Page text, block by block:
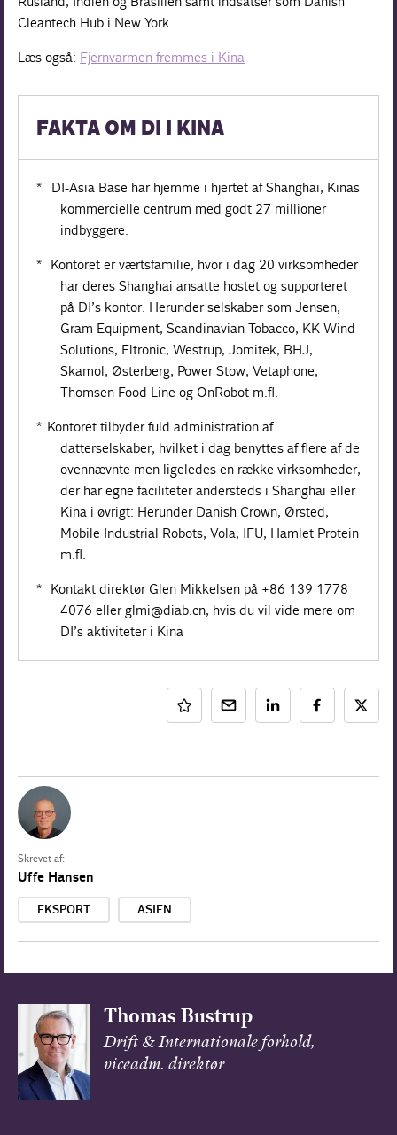
Cleantech Hub i New York.
Læs også: Fjernvarmen fremmes i Kina
FAKTA OM DI I KINA
* DI-Asia Base har hjemme i hjertet af Shanghai, Kinas
kommercielle centrum med godt 27 millioner
indbyggere.
* Kontoret er værtsfamilie, hvor i dag 20 virksomheder
har deres Shanghai ansatte hostet og supporteret
på DI’s kontor. Herunder selskaber som Jensen,
Gram Equipment, Scandinavian Tobacco, KK Wind
Solutions, Eltronic, Westrup, Jomitek, BHJ,
Skamol, Østerberg, Power Stow, Vetaphone,
Thomsen Food Line og OnRobot m.fl.
* Kontoret tilbyder fuld administration af
datterselskaber, hvilket i dag benyttes af flere af de
ovennævnte men ligeledes en række virksomheder,
der har egne faciliteter andersteds i Shanghai eller
Kina i øvrigt: Herunder Danish Crown, Ørsted,
Mobile Industrial Robots, Vola, IFU, Hamlet Protein
m.fl.
* Kontakt direktør Glen Mikkelsen på +86 139 1778
4076 eller glmi@diab.cn, hvis du vil vide mere om
DI’s aktiviteter i Kina
Skrevet af:
Uffe Hansen
EKSPORT ASIEN
Thomas Bustrup
Drift & Internationale forhold,
viceadm. direktør